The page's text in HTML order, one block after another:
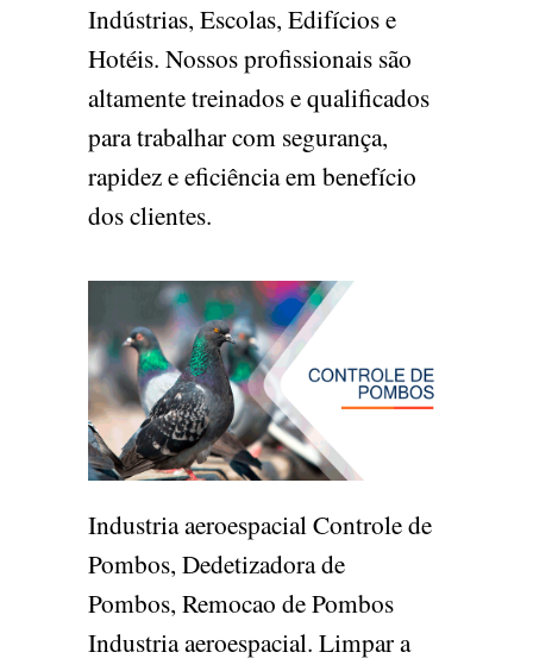
Indústrias, Escolas, Edifícios e
Hotéis. Nossos profissionais são
altamente treinados e qualificados
para trabalhar com segurança,
rapidez e eficiência em benefício
dos clientes.
Industria aeroespacial Controle de
Pombos, Dedetizadora de
Pombos, Remocao de Pombos
Industria aeroespacial. Limpar a